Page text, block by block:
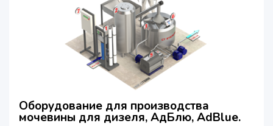
Оборудование для производства
мочевины для дизеля, АдБлю, AdBlue.